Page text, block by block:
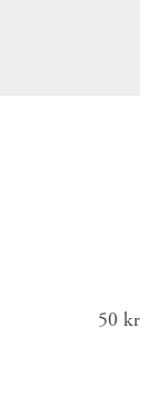
Pris:
50 kr